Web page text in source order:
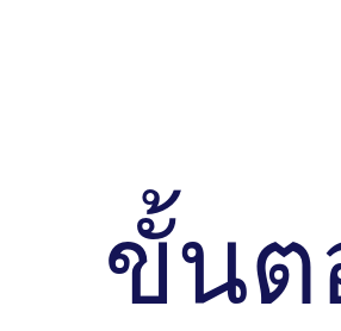
ขั้นต